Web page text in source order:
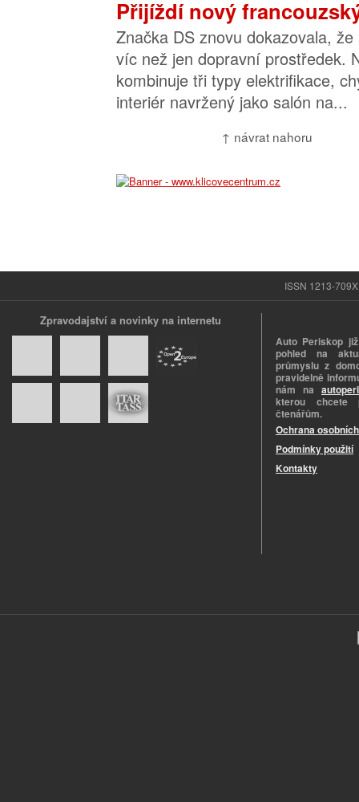
Přijíždí nový
Značka DS znovu dokazovala,
víc než jen dopravní prostředek.
kombinuje tři typy elektrifikace,
interiér navržený jako salón na...
↑ návrat nahoru
ISSN 1213-
Zpravodajství a novinky na internetu
Auto Periskop
pohled na
průmyslu z
pravidelně
nám na
kterou chcete
čtenářům.
Ochrana
Podmínky použití
Kontakty